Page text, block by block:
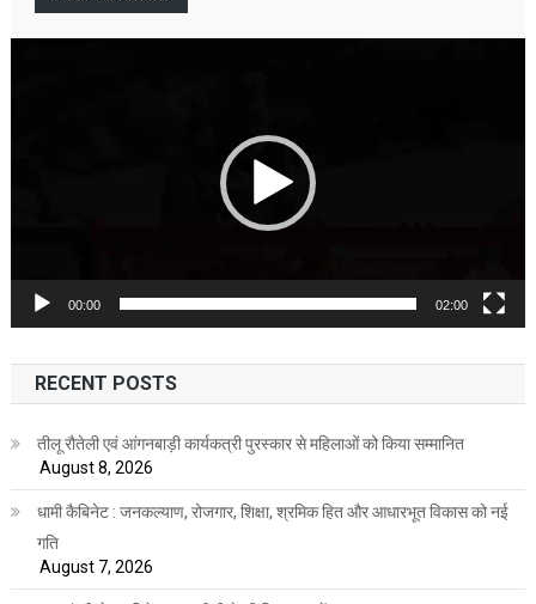
00:00 02:00
RECENT POSTS
तीलू रौतेली एवं आंगनबाड़ी कार्यकत्री पुरस्कार से महिलाओं को किया सम्मानित
August 8, 2026
धामी कैबिनेट : जनकल्याण, रोजगार, शिक्षा, श्रमिक हित और आधारभूत विकास को नई
गति
August 7, 2026